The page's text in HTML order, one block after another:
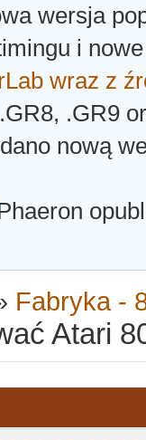
wersja
i
wraz z
.GR9
nową
Fabryka -
Atari